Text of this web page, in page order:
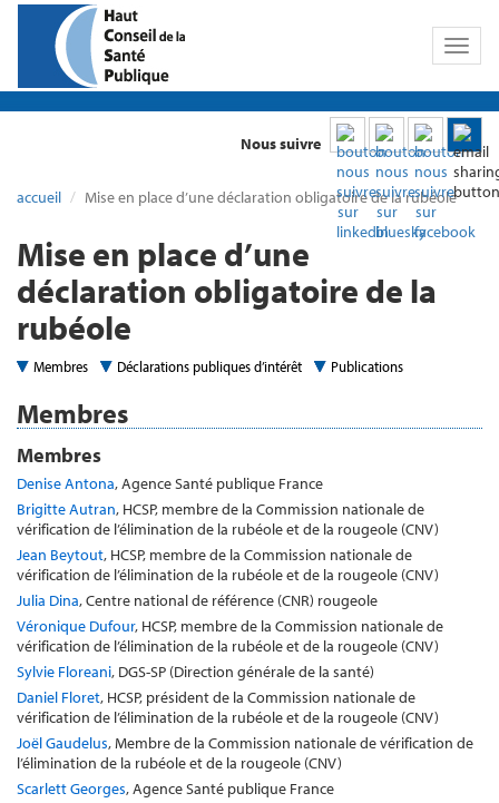
Toggle
Nous suivre
accueil Mise en place d’une déclaration obligatoire de la rubéole
Mise en place d’une
déclaration obligatoire de la
rubéole
Membres Déclarations publiques d’intérêt Publications
Membres
Membres
Denise Antona, Agence Santé publique France
Brigitte Autran, HCSP, membre de la Commission nationale de
vérification de l’élimination de la rubéole et de la rougeole (CNV)
Jean Beytout, HCSP, membre de la Commission nationale de
vérification de l’élimination de la rubéole et de la rougeole (CNV)
Julia Dina, Centre national de référence (CNR) rougeole
Véronique Dufour, HCSP, membre de la Commission nationale de
vérification de l’élimination de la rubéole et de la rougeole (CNV)
Sylvie Floreani, DGS-SP (Direction générale de la santé)
Daniel Floret, HCSP, président de la Commission nationale de
vérification de l’élimination de la rubéole et de la rougeole (CNV)
Joël Gaudelus, Membre de la Commission nationale de vérification de
l’élimination de la rubéole et de la rougeole (CNV)
Scarlett Georges, Agence Santé publique France